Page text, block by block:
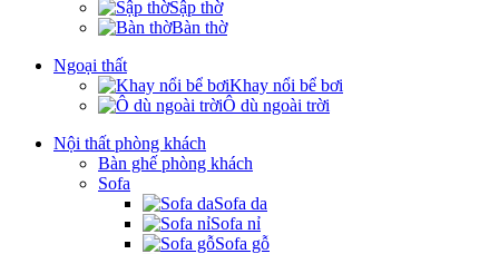
Sập thờ
Bàn thờ
Ngoại thất
Khay nổi bể bơi
Ô dù ngoài trời
Nội thất phòng khách
Bàn ghế phòng khách
Sofa
Sofa da
Sofa nỉ
Sofa gỗ